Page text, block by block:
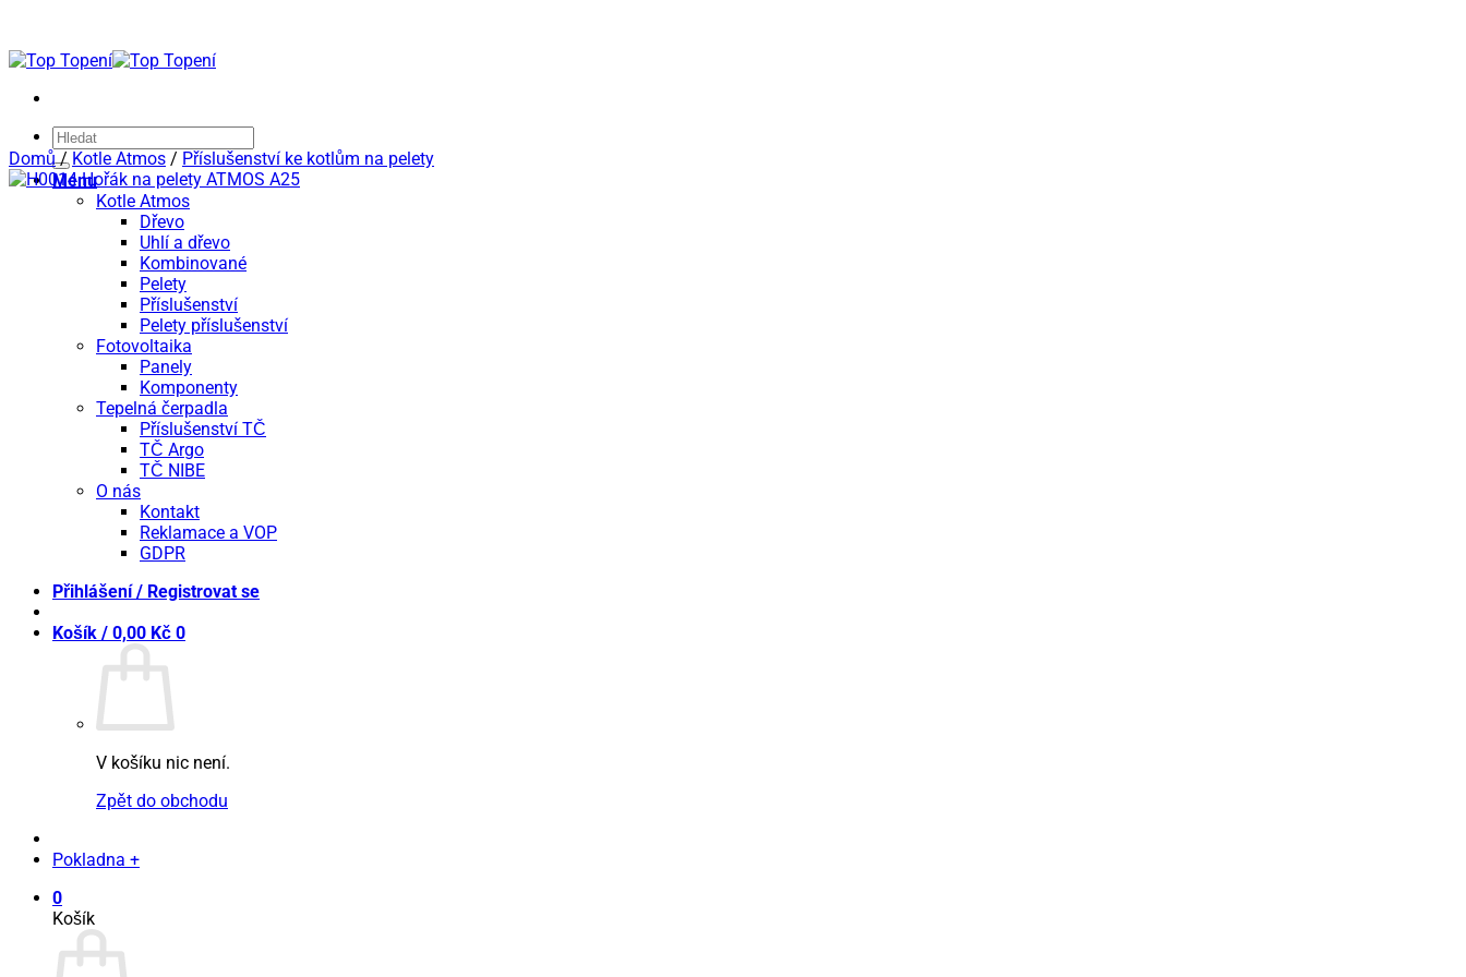
na
obsah
Hledat:
Menu
Kotle Atmos
Dřevo
Uhlí a dřevo
Kombinované
Pelety
Příslušenství
Pelety příslušenství
Fotovoltaika
Panely
Komponenty
Tepelná čerpadla
Příslušenství TČ
TČ Argo
TČ NIBE
O nás
Kontakt
Reklamace a VOP
GDPR
Přihlášení / Registrovat se
Košík / 0,00 Kč 0
V košíku nic není.
Zpět do obchodu
Pokladna +
0
Košík
Domů / Kotle Atmos / Příslušenství ke kotlům na pelety